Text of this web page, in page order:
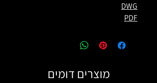
DWG
PDF
מוצרים דומים